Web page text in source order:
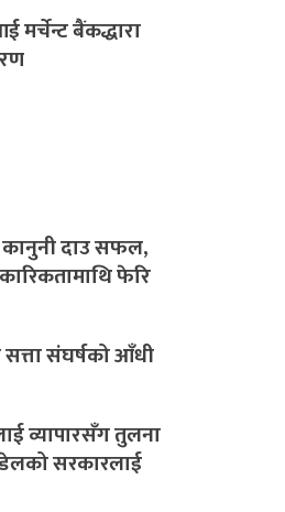
मर्चेन्ट बैंकद्धारा
दाउ सफल,
फेरि
संघर्षको आँधी
व्यापारसँग तुलना
सरकारलाई